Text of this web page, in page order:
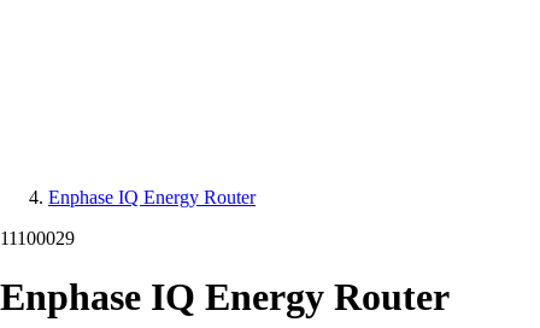
Enphase IQ Energy Router
11100029
Enphase IQ Energy Router